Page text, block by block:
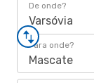
De onde?
Varsóvia
Para onde?
Mascate